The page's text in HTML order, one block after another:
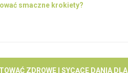
smaczne krokiety?
ZDROWE I SYCĄCE DANIA DLA